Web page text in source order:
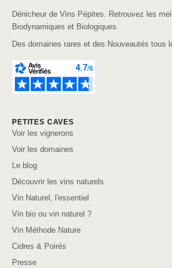
Dénicheur de Vins Pépites. Retrouvez les
Biodynamiques et Biologiques.
Des domaines rares et des Nouveautés tous
PETITES CAVES
Voir les vignerons
Voir les domaines
Le blog
Découvrir les vins naturels
Vin Naturel, l'essentiel
Vin bio ou vin naturel ?
Vin Méthode Nature
Cidres & Poirés
Presse